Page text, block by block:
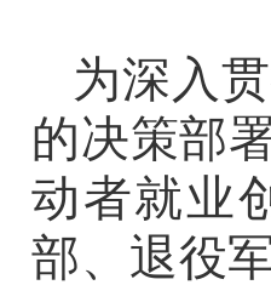
为深入
的决策部
动者就业
部、退役